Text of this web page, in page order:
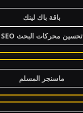
باقة باك لينك
تحسين محركات البحث SEO
ماسنجر المسلم